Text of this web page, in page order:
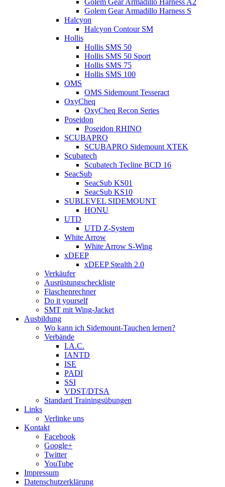
Golem Gear Armadillo Harness A2
Golem Gear Armadillo Harness S
Halcyon
Halcyon Contour SM
Hollis
Hollis SMS 50
Hollis SMS 50 Sport
Hollis SMS 75
Hollis SMS 100
OMS
OMS Sidemount Tesseract
OxyCheq
OxyCheq Recon Series
Poseidon
Poseidon RHINO
SCUBAPRO
SCUBAPRO Sidemount XTEK
Scubatech
Scubatech Tecline BCD 16
SeacSub
SeacSub KS01
SeacSub KS10
SUBLEVEL SIDEMOUNT
HONU
UTD
UTD Z-System
White Arrow
White Arrow S-Wing
xDEEP
xDEEP Stealth 2.0
Verkäufer
Ausrüstungscheckliste
Flaschenrechner
Do it yourself
SMT mit Wing-Jacket
Ausbildung
Wo kann ich Sidemount-Tauchen lernen?
Verbände
I.A.C.
IANTD
ISE
PADI
SSI
VDST/DTSA
Standard Trainingsübungen
Links
Verlinke uns
Kontakt
Facebook
Google+
Twitter
YouTube
Impressum
Datenschutzerklärung